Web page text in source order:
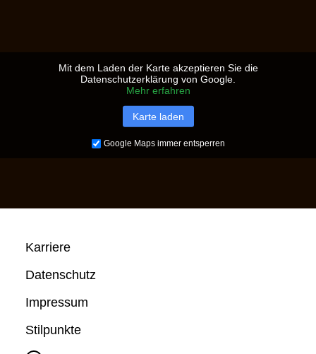
Mit dem Laden der Karte akzeptieren Sie die
Datenschutzerklärung von Google.
Mehr erfahren
Karte laden
Google Maps immer entsperren
Karriere
Datenschutz
Impressum
Stilpunkte